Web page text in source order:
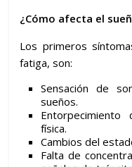
¿Cómo afecta el
Los primeros
fatiga, son:
Sensación de
sueños.
física.
Cambios del
Falta de